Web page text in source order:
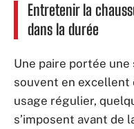
Entretenir la
dans la durée
Une paire portée
souvent en excellent
usage régulier,
s’imposent avant de